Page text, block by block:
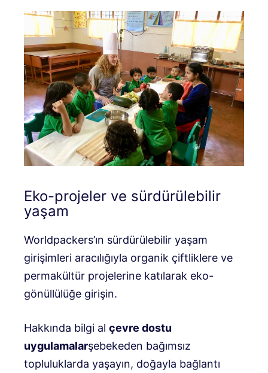
Eko-projeler ve sürdürülebilir
yaşam
Worldpackers’ın sürdürülebilir yaşam
girişimleri aracılığıyla organik çiftliklere ve
permakültür projelerine katılarak eko-
gönüllülüğe girişin.
Hakkında bilgi al çevre dostu
uygulamalarşebekeden bağımsız
topluluklarda yaşayın, doğayla bağlantı